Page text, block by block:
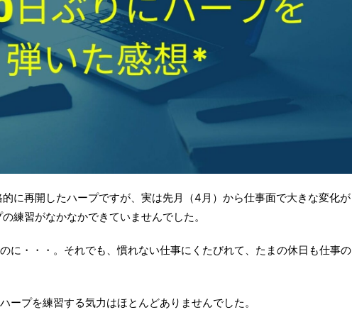
に再開したハープですが、実は先月（4月）から仕事面で大きな変化が
練習がなかなかできていませんでした。
に・・・。それでも、慣れない仕事にくたびれて、たまの休日も仕事の
ープを練習する気力はほとんどありませんでした。